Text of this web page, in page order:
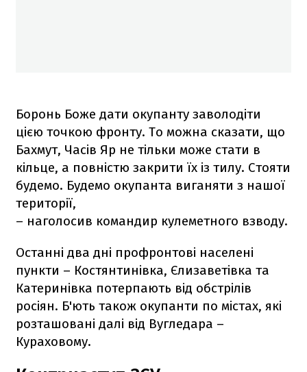
Боронь Боже дати окупанту заволодіти
цією точкою фронту. То можна сказати, що
Бахмут, Часів Яр не тільки може стати в
кільце, а повністю закрити їх із тилу. Стояти
будемо. Будемо окупанта виганяти з нашої
території,
– наголосив командир кулеметного взводу.
Останні два дні профронтові населені
пункти – Костянтинівка, Єлизаветівка та
Катеринівка потерпають від обстрілів
росіян. Б'ють також окупанти по містах, які
розташовані далі від Вугледара –
Кураховому.